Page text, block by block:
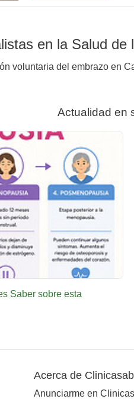
en la Salud de
voluntaria del embrazo en
Actualidad en
Saber sobre esta
Acerca de
Anunciarme en